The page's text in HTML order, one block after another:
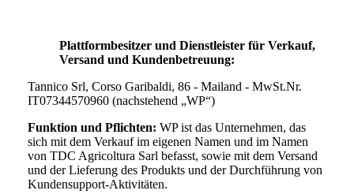
Plattformbesitzer und Dienstleister für Verkauf,
Versand und Kundenbetreuung:
Tannico Srl, Corso Garibaldi, 86 - Mailand - MwSt.Nr.
IT07344570960 (nachstehend „WP“)
Funktion und Pflichten: WP ist das Unternehmen, das
sich mit dem Verkauf im eigenen Namen und im Namen
von TDC Agricoltura Sarl befasst, sowie mit dem Versand
und der Lieferung des Produkts und der Durchführung von
Kundensupport-Aktivitäten.